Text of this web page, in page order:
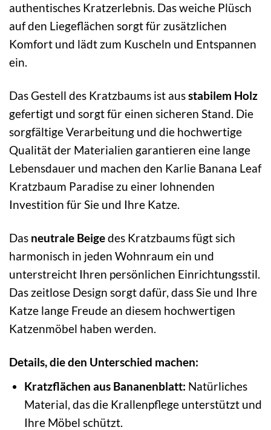
authentisches Kratzerlebnis. Das weiche Plüsch
auf den Liegeflächen sorgt für zusätzlichen
Komfort und lädt zum Kuscheln und Entspannen
ein.
Das Gestell des Kratzbaums ist ausstabilem Holz
gefertigt und sorgt für einen sicheren Stand. Die
sorgfältige Verarbeitung und die hochwertige
Qualität der Materialien garantieren eine lange
Lebensdauer und machen den Karlie Banana Leaf
Kratzbaum Paradise zu einer lohnenden
Investition für Sie und Ihre Katze.
Das neutrale Beigedes Kratzbaums fügt sich
harmonisch in jeden Wohnraum ein und
unterstreicht Ihren persönlichen Einrichtungsstil.
Das zeitlose Design sorgt dafür, dass Sie und Ihre
Katze lange Freude an diesem hochwertigen
Katzenmöbel haben werden.
Details, die den Unterschied machen:
Kratzflächen aus Bananenblatt: Natürliches
Material, das die Krallenpflege unterstützt und
Ihre Möbel schützt.